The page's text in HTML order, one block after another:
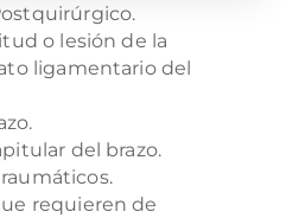
o lesión de la
ligamentario del
del brazo.
requieren de